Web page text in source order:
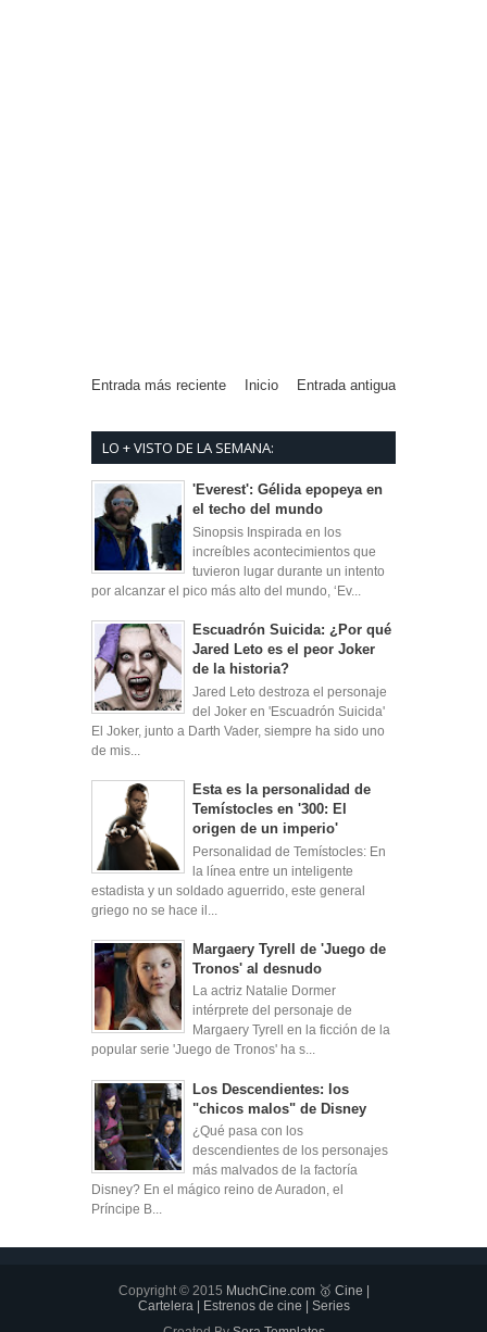
Entrada más reciente Entrada antigua
Inicio
LO + VISTO DE LA SEMANA:
'Everest': Gélida epopeya en
el techo del mundo
Sinopsis Inspirada en los
increíbles acontecimientos que
tuvieron lugar durante un intento
por alcanzar el pico más alto del mundo, ‘Ev...
Escuadrón Suicida: ¿Por qué
Jared Leto es el peor Joker
de la historia?
Jared Leto destroza el personaje
del Joker en 'Escuadrón Suicida'
El Joker, junto a Darth Vader, siempre ha sido uno
de mis...
Esta es la personalidad de
Temístocles en '300: El
origen de un imperio'
Personalidad de Temístocles: En
la línea entre un inteligente
estadista y un soldado aguerrido, este general
griego no se hace il...
Margaery Tyrell de 'Juego de
Tronos' al desnudo
La actriz Natalie Dormer
intérprete del personaje de
Margaery Tyrell en la ficción de la
popular serie 'Juego de Tronos' ha s...
Los Descendientes: los
"chicos malos" de Disney
¿Qué pasa con los
descendientes de los personajes
más malvados de la factoría
Disney? En el mágico reino de Auradon, el
Príncipe B...
Copyright © 2015 MuchCine.com 🥇 Cine |
Cartelera | Estrenos de cine | Series